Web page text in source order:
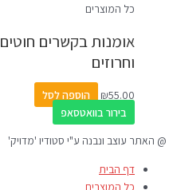
כל המוצרים
אומנות בקשרים חוטים
וחרוזים
₪55.00
הוספה לסל
בירור בוואטסאפ
@ האתר עוצב ונבנה ע"י סטודיו 'מדויק'
דף הבית
כל המוצרים